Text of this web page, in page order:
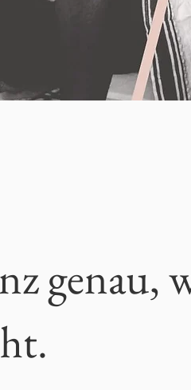
genau,